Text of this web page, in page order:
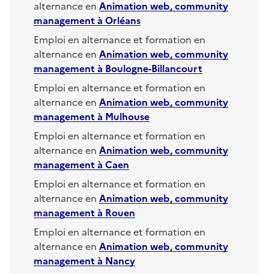
alternance en Animation web, community
managementà Orléans
Emploi en alternance et formation en
alternance en Animation web, community
managementà Boulogne-Billancourt
Emploi en alternance et formation en
alternance en Animation web, community
managementà Mulhouse
Emploi en alternance et formation en
alternance en Animation web, community
managementà Caen
Emploi en alternance et formation en
alternance en Animation web, community
managementà Rouen
Emploi en alternance et formation en
alternance en Animation web, community
managementà Nancy